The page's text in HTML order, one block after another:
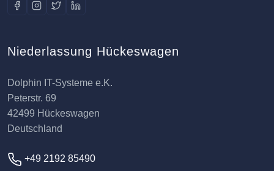
Niederlassung Hückeswagen
Dolphin IT-Systeme e.K.
Peterstr. 69
42499 Hückeswagen
Deutschland
+49 2192 85490